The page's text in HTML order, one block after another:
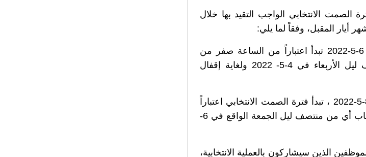
الصمت الانتخابي الواجب التقيد بها خلال
أيار المقبل، وفقاً لما يلي:
- للانتخابات التي ستجري في الخارج بتاريخ 6-5-2022 تبدأ اعتباراً من الساعة صفر من
اليوم السابق ليوم الانتخابات أي من منتصف ليل الأربعاء في 4-5- 2022 ولغاية إقفال
- للانتخابات التي ستجري في الخارج بتاريخ 8-5-2022 ، تبدأ فترة الصمت الانتخابي اعتباراً
من الساعة صفر من اليوم السابق ليوم الانتخاب أي من منتصف ليل الجمعة الواقع في 6-
التي ستجري بتاريخ 12-5-2022 للموظفين الذين سيشاركون بالعملية الانتخابية،